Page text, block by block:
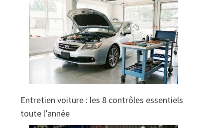
Entretien voiture : les 8 contrôles essentiels
toute l’année